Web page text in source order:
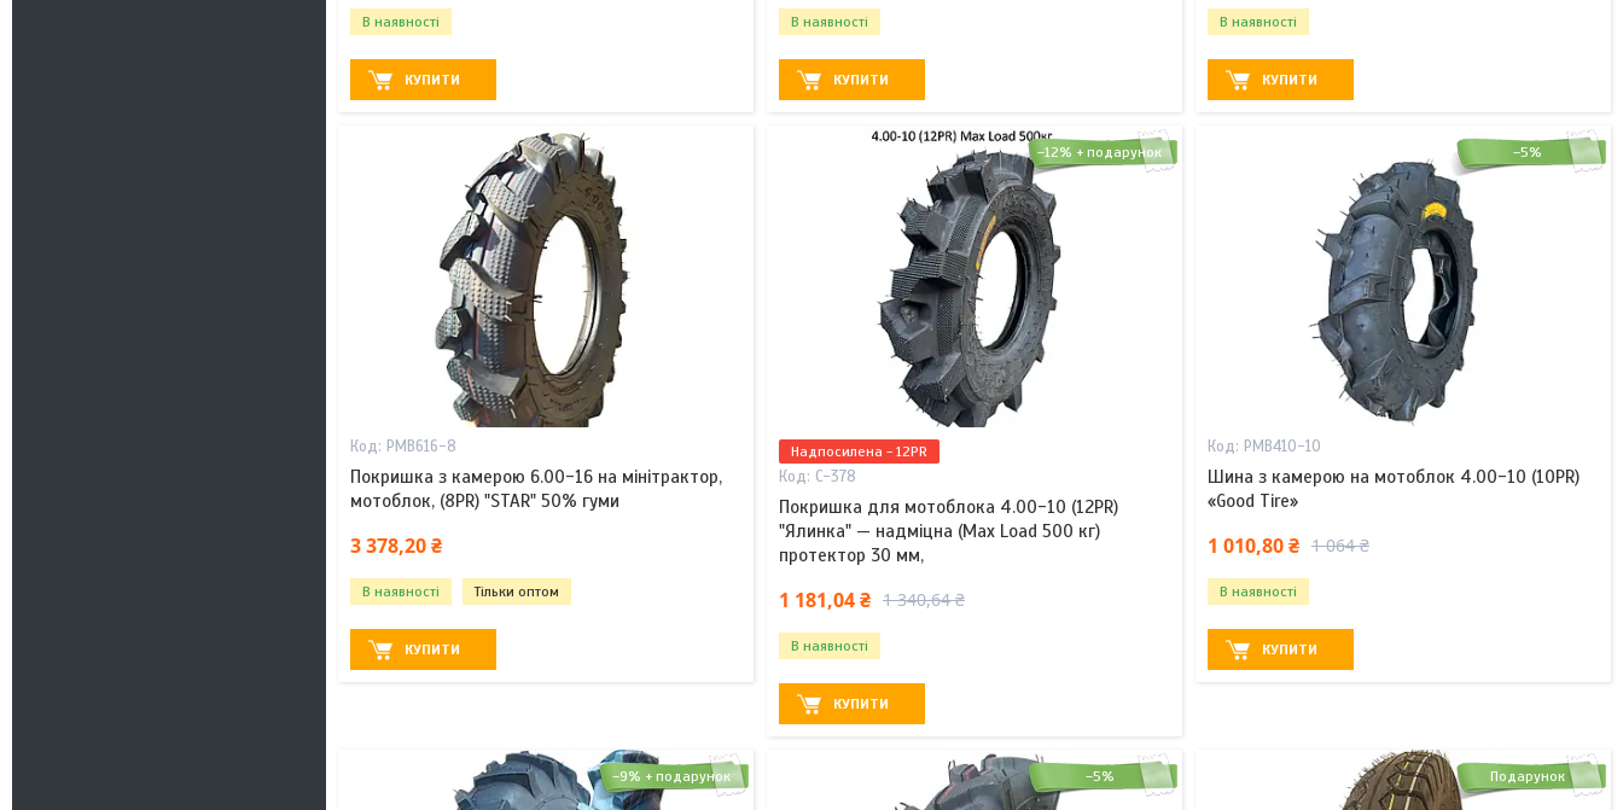
В наявності
КУПИТИ
В наявності
КУПИТИ
В наявності
КУПИТИ
PMB616-8
Покришка з камерою 6.00-16 на мінітрактор,
мотоблок, (8PR) "STAR" 50% гуми
3 378,20 ₴
В наявності Тільки оптом
КУПИТИ
–12%
Надпосилена - 12PR
C-378
Покришка для мотоблока 4.00-10 (12PR)
"Ялинка" — надміцна (Max Load 500 кг)
протектор 30 мм,
1 181,04 ₴ 1 340,64 ₴
В наявності
КУПИТИ
–5%
PMB410-10
Шина з камерою на мотоблок 4.00-10 (10PR)
«Good Tire»
1 010,80 ₴ 1 064 ₴
В наявності
КУПИТИ
–9% –5% Подарунок